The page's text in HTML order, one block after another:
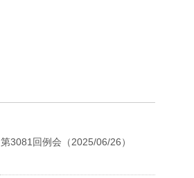
第3081回例会（2025/06/26）